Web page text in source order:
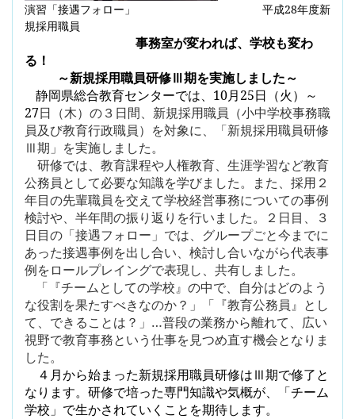
演習「接遇フォロー」 平成28年度新
規採用職員
事務室が変われば、学校も変わ
る！
～新規採用職員研修Ⅲ期を実施しました～
静岡県総合教育センターでは、 10月25日（火）～
27日（木）の３日間、新規採用職員（小中学校事務職
員及び教育行政職員）を対象に、「新規採用職員研修
Ⅲ期」を実施しました。
研修では、教育課程や人権教育、生涯学習など教育
公務員として必要な知識を学びました。また、採用２
年目の先輩職員を交えて学校経営事務についての事例
検討や、半年間の振り返りを行いました。２日目、３
日目の「接遇フォロー」では、グループごと今までに
あった接遇事例を出し合い、検討し合いながら代表事
例をロールプレイングで表現し、共有しました。
「『チームとしての学校』の中で、自分はどのよう
な役割を果たすべきなのか？」「『教育公務員』とし
て、できることは？」…普段の業務から離れて、広い
視野で教育事務という仕事を見つめ直す機会となりま
した。
４月から始まった新規採用職員研修はⅢ期で修了と
なります。研修で培った専門知識や気概が、「チーム
学校」で生かされていくことを期待します。